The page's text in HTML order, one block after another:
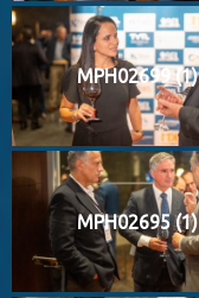
MPH02699 (1)
MPH02695 (1)